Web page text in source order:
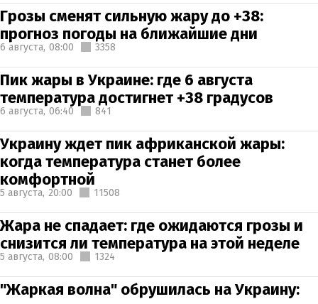
Грозы сменят сильную жару до +38:
прогноз погоды на ближайшие дни
6 августа, 08:00 3358
Пик жары в Украине: где 6 августа
температура достигнет +38 градусов
6 августа, 06:40 841
Украину ждет пик африканской жары:
когда температура станет более
комфортной
5 августа, 20:00 11508
Жара не спадает: где ожидаются грозы и
снизится ли температура на этой неделе
5 августа, 08:00 1324
"Жаркая волна" обрушилась на Украину: